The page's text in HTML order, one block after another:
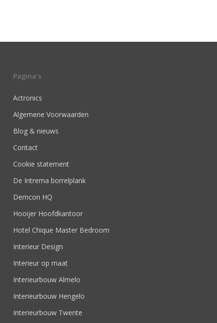
Pagina’s
Actronics
Algemene Voorwaarden
Blog & nieuws
Contact
Cookie statement
De Intrema borrelplank
Demcon HQ
Hooijer Hoofdkantoor
Hotel Chique Master Bedroom
Interieur Design
Interieur op maat
Interieurbouw Almelo
Interieurbouw Hengelo
Interieurbouw Twente